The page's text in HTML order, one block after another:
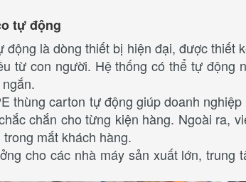
tự động
động là dòng thiết bị hiện đại, được
từ con người. Hệ thống có thể tự động
thùng carton tự động giúp doanh
chắn cho từng kiện hàng. Ngoài ra,
mắt khách hàng.
cho các nhà máy sản xuất lớn, trung